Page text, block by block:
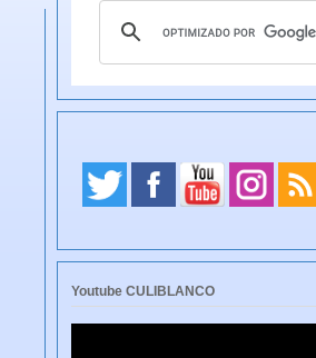
Youtube CULIBLANCO